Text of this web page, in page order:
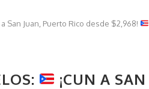
a San Juan, Puerto Rico desde $2,968!
¡CUN A